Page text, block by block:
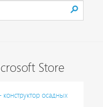
Store
осадных